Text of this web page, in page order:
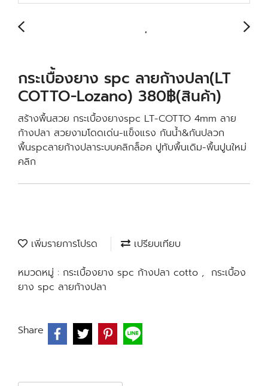
กระเบื้องยาง spc ลายก้างปลา(LT
COTTO-Lozano) 380฿(สินค้า)
สร้างพื้นสวย กระเบื้องยางspc LT-COTTO 4mm ลาย
ก้างปลา สวยงามโดดเด่น-แข็งแรง กันน้ำ&กันปลวก
พื้นspcลายก้างปลาระบบคลิกล็อค ปูทับพื้นเดิม-พื้นปูนใหม่
คลิก
เพิ่มรายการโปรด
เปรียบเทียบ
หมวดหมู่ : กระเบื้องยาง spc ก้างปลา cotto , กระเบื้อง
ยาง spc ลายก้างปลา
Share